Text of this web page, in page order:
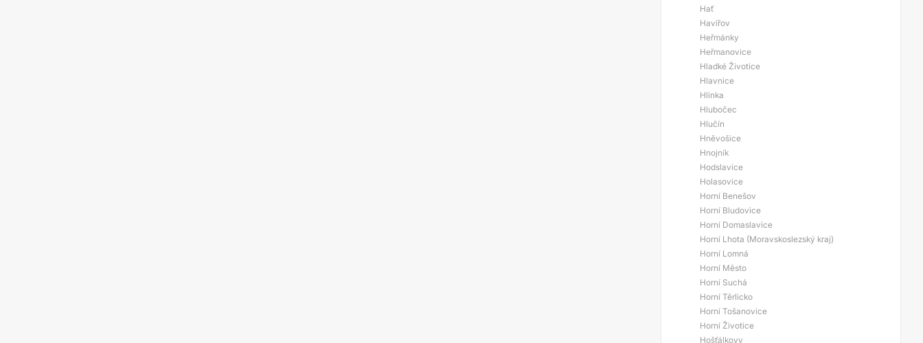
Hať
Havířov
Heřmánky
Heřmanovice
Hladké Životice
Hlavnice
Hlinka
Hlubočec
Hlučín
Hněvošice
Hnojník
Hodslavice
Holasovice
Horní Benešov
Horní Bludovice
Horní Domaslavice
Horní Lhota (Moravskoslezský kraj)
Horní Lomná
Horní Město
Horní Suchá
Horní Těrlicko
Horní Tošanovice
Horní Životice
Hošťálkovy